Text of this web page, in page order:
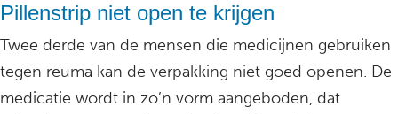
Pillenstrip niet open te krijgen
Twee derde van de mensen die medicijnen gebruiken
tegen reuma kan de verpakking niet goed openen. De
medicatie wordt in zo’n vorm aangeboden, dat